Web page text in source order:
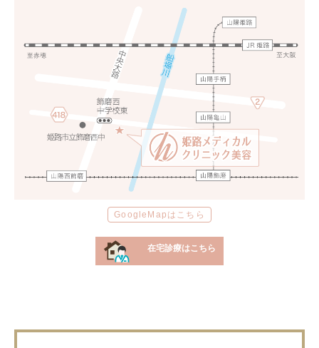
GoogleMapはこちら
在宅診療はこちら